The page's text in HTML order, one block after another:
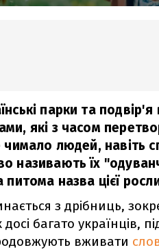
парки та
які з часом
чимало людей, навіть
називають їх
назва цієї
з дрібниць,
багато українців,
вживати